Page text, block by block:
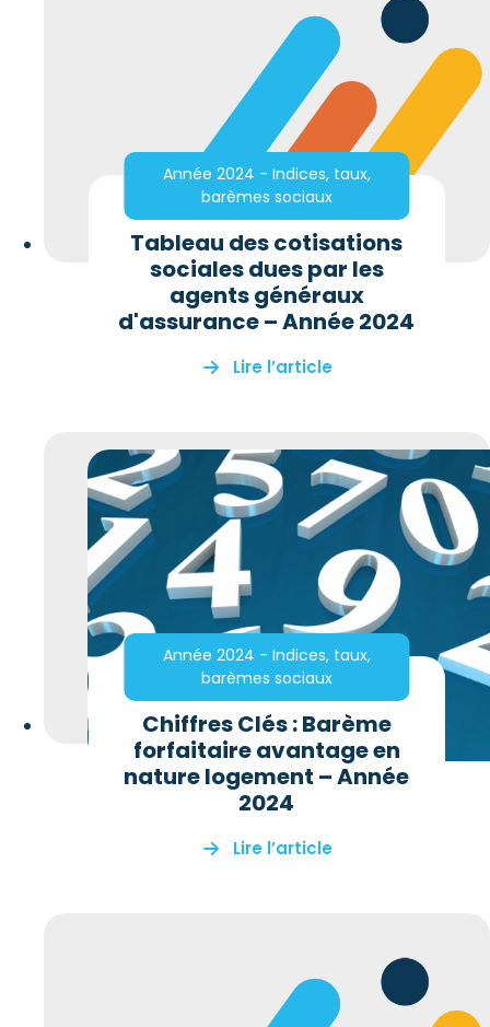
Année 2024 - Indices, taux,
barèmes sociaux
Tableau des cotisations
sociales dues par les
agents généraux
d'assurance – Année 2024
Lire l’article
Année 2024 - Indices, taux,
barèmes sociaux
Chiffres Clés : Barème
forfaitaire avantage en
nature logement – Année
2024
Lire l’article